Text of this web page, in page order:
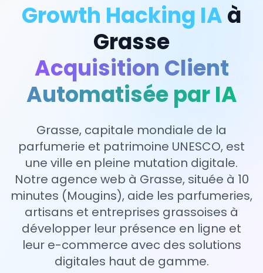
Growth Hacking IAà
Grasse
Acquisition Client
Automatisée par IA
Grasse, capitale mondiale de la
parfumerie et patrimoine UNESCO, est
une ville en pleine mutation digitale.
Notre agence web à Grasse, située à 10
minutes (Mougins), aide les parfumeries,
artisans et entreprises grassoises à
développer leur présence en ligne et
leur e-commerce avec des solutions
digitales haut de gamme.